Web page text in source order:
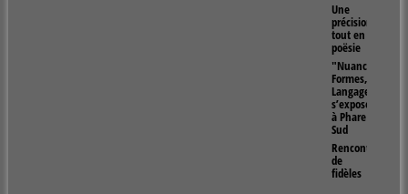
Une
précision
tout en
poësie
"Nuances,
Formes,
Langages"
s’exposent
à Phare
Sud
Rencontres
de
fidèles